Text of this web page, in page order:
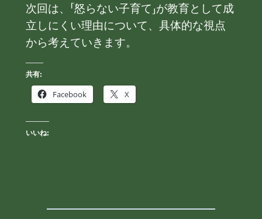
次回は、「怒らない子育て」が教育として成
立しにくい理由について、具体的な視点
から考えていきます。
共有:
Facebook
X
いいね: